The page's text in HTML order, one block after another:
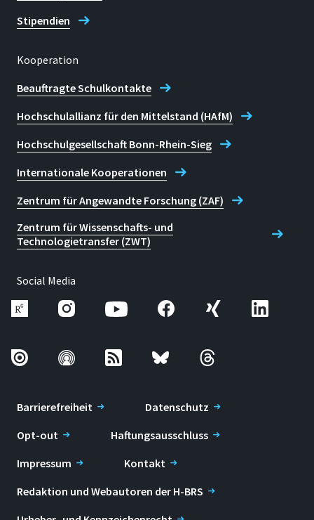
Stipendien
Kooperation
Beauftragte Schulkontakte
Hochschulallianz für den Mittelstand (HAfM)
Hochschulgesellschaft Bonn-Rhein-Sieg
Internationale Kooperationen
Zentrum für Angewandte Forschung (ZAF)
Zentrum für Wissenschafts- und
Technologietransfer (ZWT)
Social Media
Barrierefreiheit
Datenschutz
Opt-out
Haftungsausschluss
Impressum
Kontakt
Redaktion und Webautoren der H-BRS